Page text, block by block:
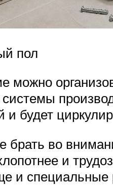
пол
можно
и будет
брать во
и
и специальные